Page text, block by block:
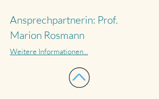
Ansprechpartnerin: Prof.
Marion Rosmann
Weitere Informationen...